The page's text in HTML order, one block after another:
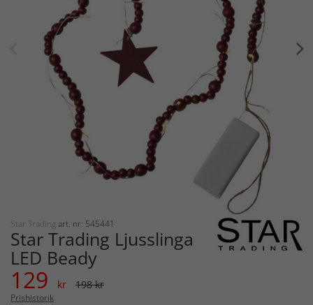
Star Trading art. nr: 545441
Star Trading Ljusslinga
LED Beady
129 kr 198 kr
Prishistorik